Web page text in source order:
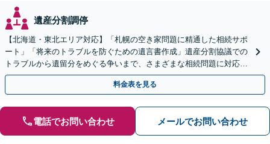
遺産分割調停
【北海道・東北エリア対応】「札幌の空き家問題に精通した相続サポ
ート」「将来のトラブルを防ぐための遺言書作成」遺産分割協議での
トラブルから遺留分をめぐる争いまで、さまざまな相続問題に対応し
ています「アクセス良好・WEB面談対応で安心の相談」
料金表を見る
電話でお問い合わせ メールでお問い合わせ